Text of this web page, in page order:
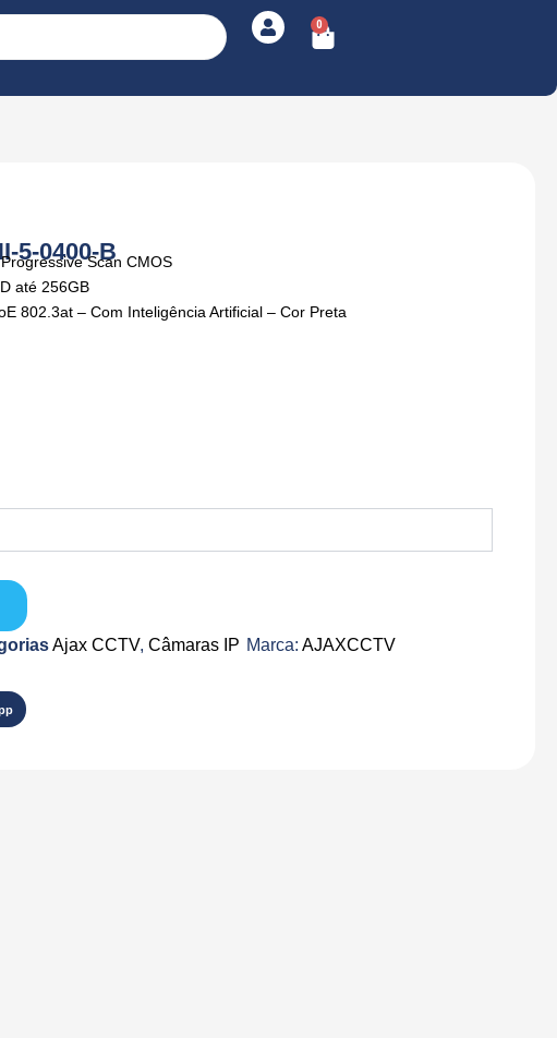
0
Cart
5-0400-BScan CMOS
até 256GB
802.3at – Com Inteligência Artificial – Cor Preta
Ajax CCTV,Câmaras IP Marca: AJAXCCTV